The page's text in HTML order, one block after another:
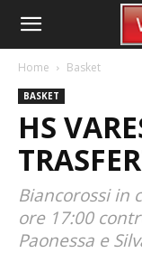
Home Basket
BASKET
HS
Biancorossi in
ore 17:00
Paonessa e